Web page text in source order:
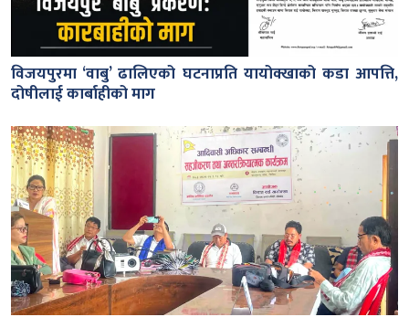
विजयपुरमा ‘वाबु’ ढालिएको घटनाप्रति यायोक्खाको कडा आपत्ति,
दोषीलाई कार्बाहीको माग